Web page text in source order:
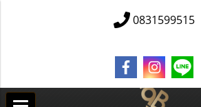
0831599515